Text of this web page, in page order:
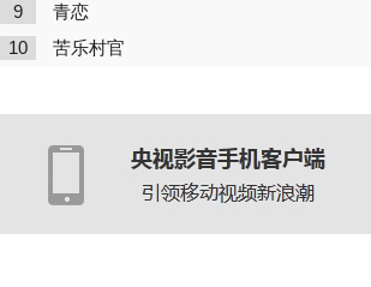
9 青恋
10 苦乐村官